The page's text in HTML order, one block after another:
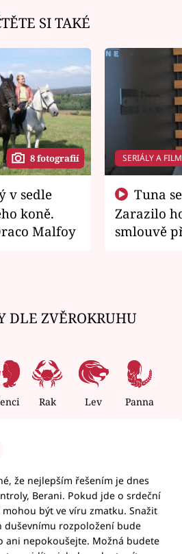
SI TAKÉ
8 fotografií
koně.
Malfoy
SERIÁLY A
Zarazilo
smlouvě
DLE ZVĚROKRUHU
Rak Lev Panna
že nejlepším řešením je dnes
Berani. Pokud jde o srdeční
být ve víru zmatku. Snažit
rozpoložení bude
ani nepokoušejte. Možná budete